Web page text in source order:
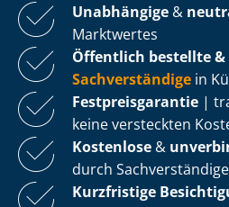
Unabhängige &
Marktwertes
Öffentlich bestellte
Sachverständige in
Fest­preis­ga­ran­tie |
keine versteckten
Kostenlose &
durch Sachverständige
Kurzfristige